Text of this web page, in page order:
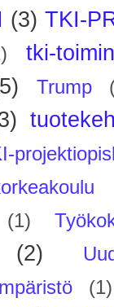
(3) TKI-
tki-
Trump
(1)
(2)
(1)